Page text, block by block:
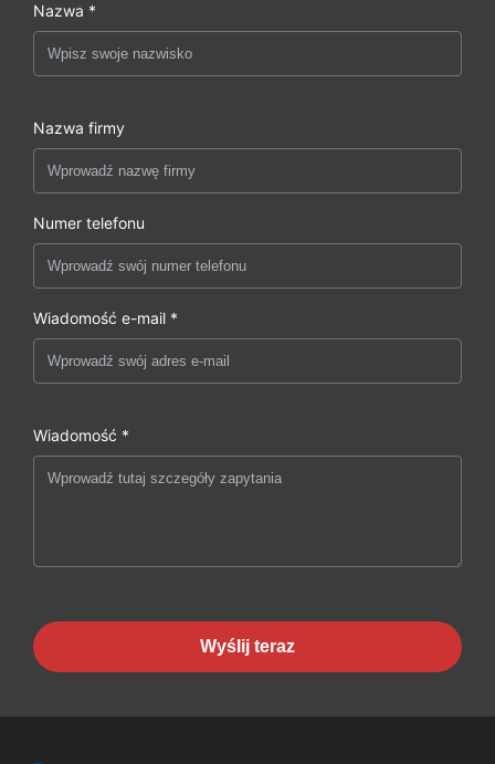
Nazwa *
Nazwa firmy
Numer telefonu
Wiadomość e-mail *
Wiadomość *
Wyślij teraz